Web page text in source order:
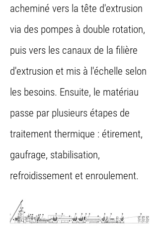
acheminé vers la tête d'extrusion
via des pompes à double rotation,
puis vers les canaux de la filière
d'extrusion et mis à l'échelle selon
les besoins. Ensuite, le matériau
passe par plusieurs étapes de
traitement thermique : étirement,
gaufrage, stabilisation,
refroidissement et enroulement.